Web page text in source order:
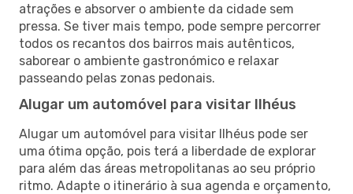
atrações e absorver o ambiente da cidade sem
pressa. Se tiver mais tempo, pode sempre percorrer
todos os recantos dos bairros mais autênticos,
saborear o ambiente gastronómico e relaxar
passeando pelas zonas pedonais.
Alugar um automóvel para visitar Ilhéus
Alugar um automóvel para visitar Ilhéus pode ser
uma ótima opção, pois terá a liberdade de explorar
para além das áreas metropolitanas ao seu próprio
ritmo. Adapte o itinerário à sua agenda e orçamento,